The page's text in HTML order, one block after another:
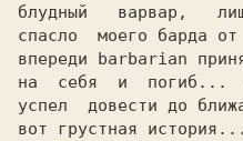
блудный   варвар,
спасло  моего барда
впереди barbarian
на  себя  и  погиб...
успел  довести до
вот грустная история...